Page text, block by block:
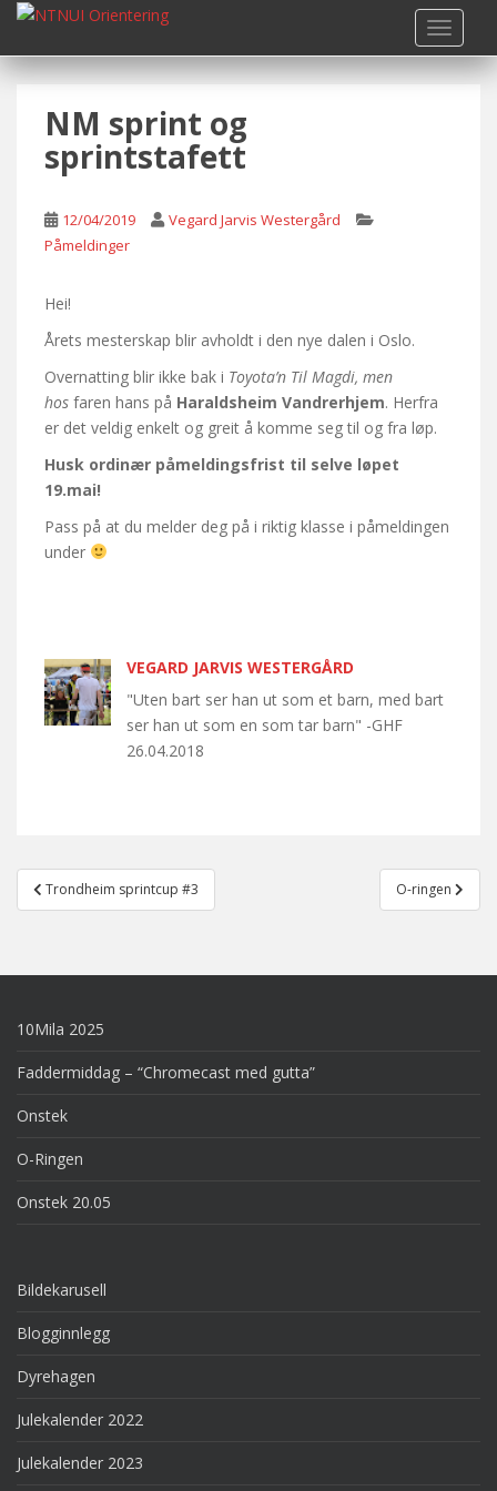
i
NM sprint og
sprintstafett
12/04/2019
Vegard Jarvis Westergård
Påmeldinger
Hei!
Årets mesterskap blir avholdt i den nye dalen i Oslo.
Overnatting blir ikke bak i Toyota’n Til Magdi, men
hos faren hans på Haraldsheim Vandrerhjem. Herfra
er det veldig enkelt og greit å komme seg til og fra løp.
Husk ordinær påmeldingsfrist til selve løpet
19.mai!
Pass på at du melder deg på i riktig klasse i påmeldingen
under
VEGARD JARVIS WESTERGÅRD
"Uten bart ser han ut som et barn, med bart
ser han ut som en som tar barn" -GHF
26.04.2018
Post
navigation
Trondheim sprintcup #3 O-ringen
10Mila 2025
Faddermiddag – “Chromecast med gutta”
Onstek
O-Ringen
Onstek 20.05
Bildekarusell
Blogginnlegg
Dyrehagen
Julekalender 2022
Julekalender 2023